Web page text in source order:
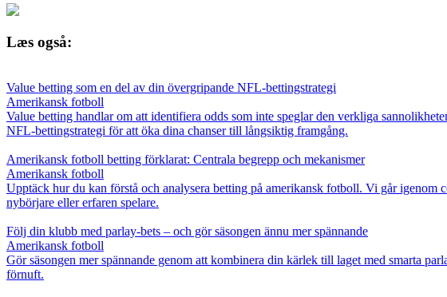
Læs også:
Value betting som en del av din övergripande NFL-bettingstrategi
Amerikansk fotboll
Value betting handlar om att identifiera odds som inte speglar den verkliga
NFL-bettingstrategi för att öka dina chanser till långsiktig framgång.
Amerikansk fotboll betting förklarat: Centrala begrepp och mekanismer
Amerikansk fotboll
Upptäck hur du kan förstå och analysera betting på amerikansk fotboll. Vi går igenom
nybörjare eller erfaren spelare.
Följ din klubb med parlay-bets – och gör säsongen ännu mer spännande
Amerikansk fotboll
Gör säsongen mer spännande genom att kombinera din kärlek till laget med smarta
förnuft.